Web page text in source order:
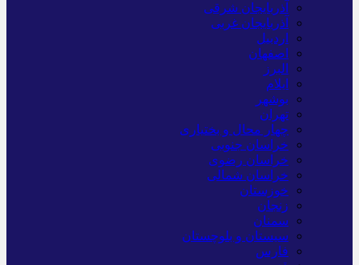
آذربایجان شرقی
آذربایجان غربی
اردبیل
اصفهان
البرز
ایلام
بوشهر
تهران
چهار محال و بختیاری
خراسان جنوبی
خراسان رضوی
خراسان شمالی
خوزستان
زنجان
سمنان
سیستان و بلوچستان
فارس